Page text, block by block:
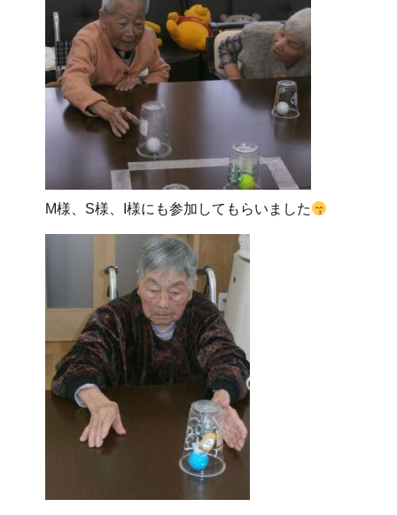
M様、S様、I様にも参加してもらいました